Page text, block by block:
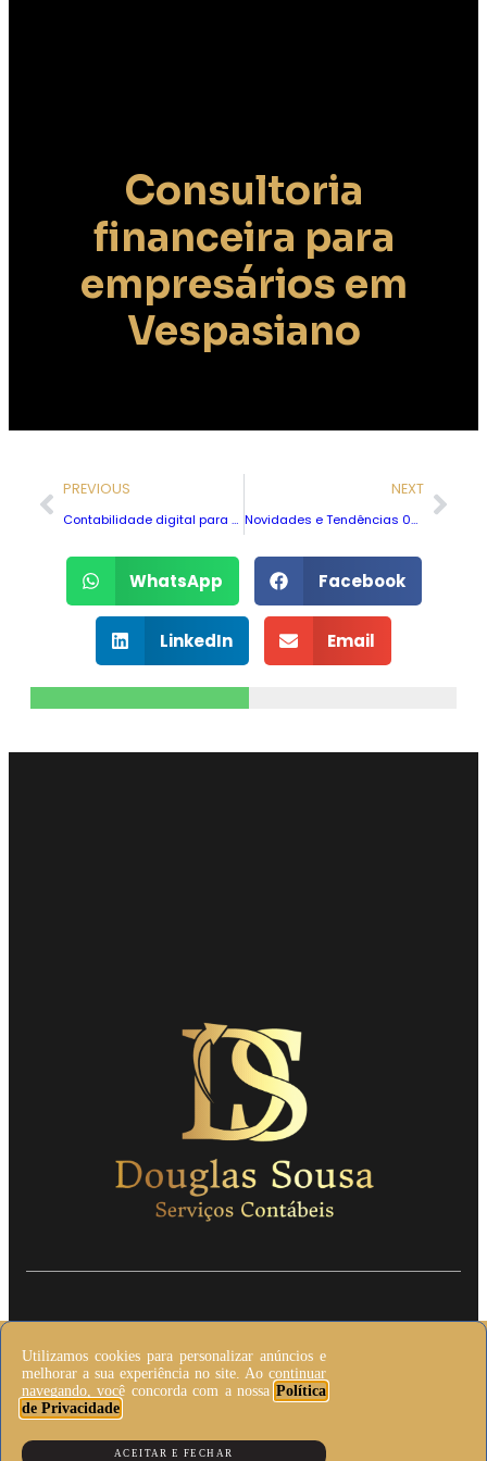
Consultoria
financeira para
empresários em
Vespasiano
PREVIOUS
Contabilidade digital para empresas em Confins MG
NEXT
Novidades e Tendências 08/03/2026 00:05
WhatsApp Facebook
LinkedIn Email
Utilizamos cookies para personalizar anúncios e
melhorar a sua experiência no site. Ao continuar
navegando, você concorda com a nossa Política
de Privacidade.
ACEITAR E FECHAR